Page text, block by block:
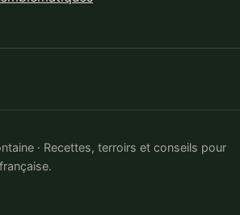
· Recettes, terroirs et conseils pour